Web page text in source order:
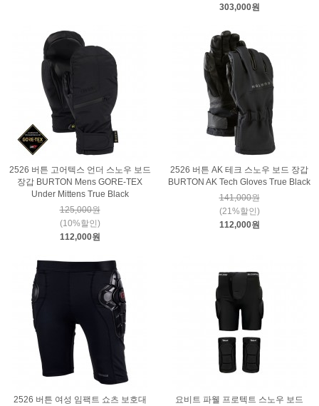
303,000원
2526 버튼 고어텍스 언더 스노우 보드
장갑 BURTON Mens GORE-TEX
Under Mittens True Black
125,000원
(10%할인)
112,000원
2526 버튼 AK 테크 스노우 보드 장갑
BURTON AK Tech Gloves True Black
141,000원
(21%할인)
112,000원
2526 버튼 여성 임팩트 쇼츠 보호대
요비트 파웰 프로텍트 스노우 보드